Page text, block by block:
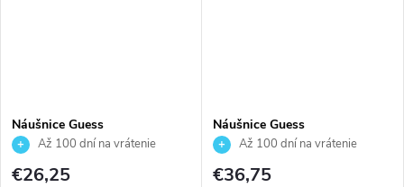
Náušnice Guess
JUBE06233JWYGT
Až 100 dní na vrátenie
tovaru. Autorizovaný predajca.
€26,25
Náušnice Guess
JUBE03131JWRHT
Až 100 dní na vrátenie
tovaru. Autorizovaný predajca.
€36,75